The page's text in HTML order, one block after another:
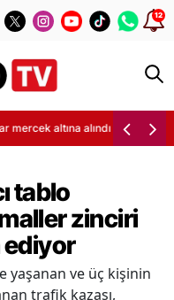
12
mercek altına alındı
tablo
zinciri
ediyor
yaşanan ve üç kişinin
trafik kazası,